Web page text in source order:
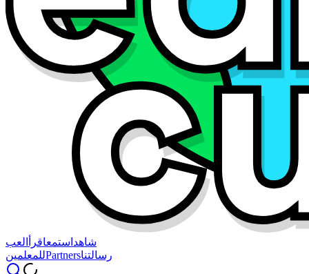
شاهد استمعاقرأ
العب
للمعلمينPartnersرسالتنا